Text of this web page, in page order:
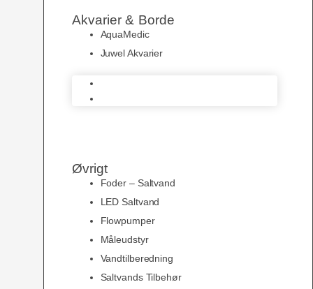
Akvarier & Borde
AquaMedic
Juwel Akvarier
Øvrigt
Foder – Saltvand
LED Saltvand
Flowpumper
Måleudstyr
Vandtilberedning
Saltvands Tilbehør